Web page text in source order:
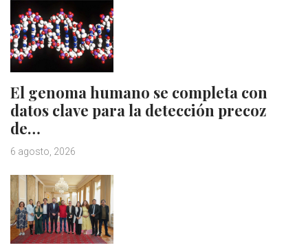
El genoma humano se completa con
datos clave para la detección precoz
de…
6 agosto, 2026